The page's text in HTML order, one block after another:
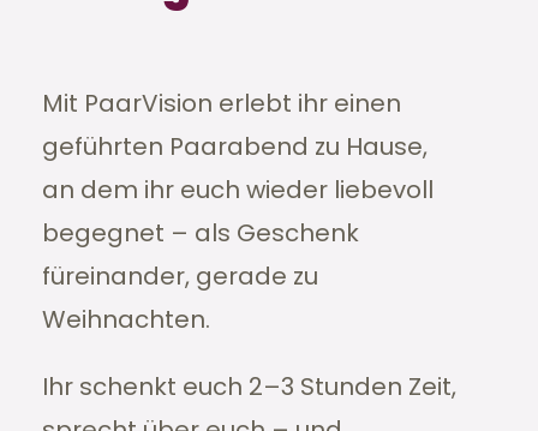
Mit PaarVision erlebt ihr einen
geführten Paarabend zu Hause,
an dem ihr euch wieder liebevoll
begegnet – als Geschenk
füreinander, gerade zu
Weihnachten.
Ihr schenkt euch 2–3 Stunden Zeit,